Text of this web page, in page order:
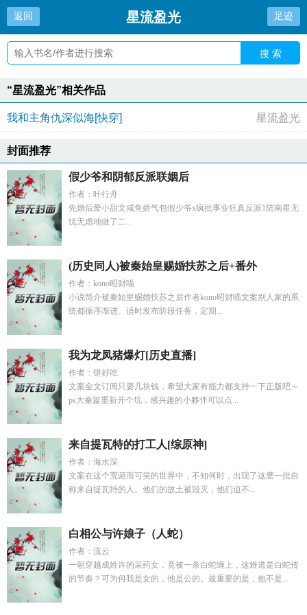
返回 星流盈光 足迹
搜 索
“星流盈光”相关作品
我和主角仇深似海[快穿] 星流盈光
封面推荐
假少爷和阴郁反派联姻后
作者：叶行舟
先婚后爱小甜文咸鱼娇气包假少爷x疯批事业狂真反派1陆南星无
忧无虑地做了二...
(历史同人)被秦始皇赐婚扶苏之后+番外
作者：kono昭财喵
小说简介被秦始皇赐婚扶苏之后作者kono昭财喵文案别人家的系
统都循序渐进。适时发布阶段任务，定期...
我为龙凤猪爆灯[历史直播]
作者：饼好吃
文案全文订阅只要几块钱，希望大家有能力都支持一下正版吧～
ps大秦篇重新开个坑，感兴趣的小夥伴可以点...
来自提瓦特的打工人[综原神]
作者：海水深
文案在这个荒诞而可笑的世界中，不知何时，出现了这麽一批自
称来自提瓦特的人。他们的故土被毁灭，他们迫不...
白相公与许娘子（人蛇）
作者：流云
一朝穿越成姓许的采药女，竟被一条白蛇缠上，这难道是白蛇传
的节奏？可为何我是女的，他是公的。最重要的是，他不是...